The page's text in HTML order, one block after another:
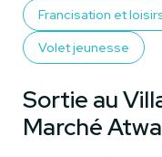
Francisation et
Volet jeunesse
Sortie au
Marché